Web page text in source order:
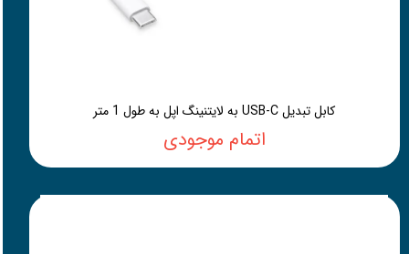
کابل تبدیل USB-C به لایتنینگ اپل به طول 1 متر
اتمام موجودی